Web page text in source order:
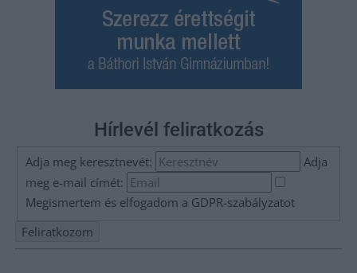
Hírlevél feliratkozás
Adja meg keresztnevét:
Adja
meg e-mail címét:
Megismertem és elfogadom a GDPR-szabályzatot